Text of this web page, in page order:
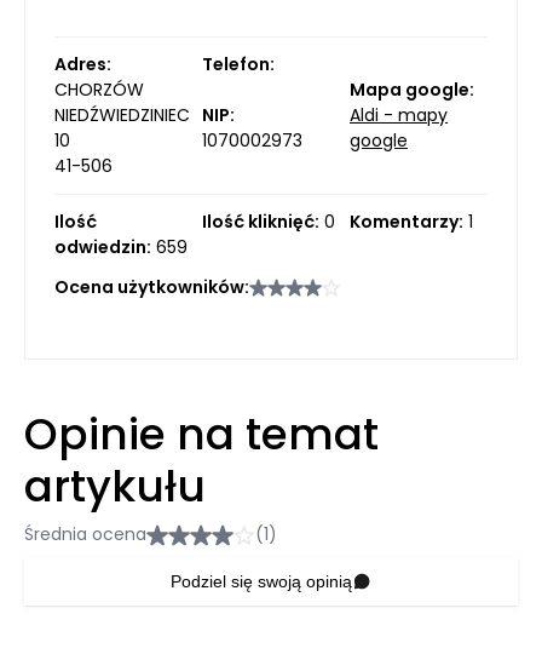
Adres:
CHORZÓW
NIEDŹWIEDZINIEC
10
41-506
Telefon:
NIP:
1070002973
Mapa google:
Aldi - mapy
google
Ilość
odwiedzin: 659
Ilość kliknięć: 0 Komentarzy: 1
Ocena użytkowników:
Opinie na temat
artykułu
Średnia ocena (1)
Podziel się swoją opinią